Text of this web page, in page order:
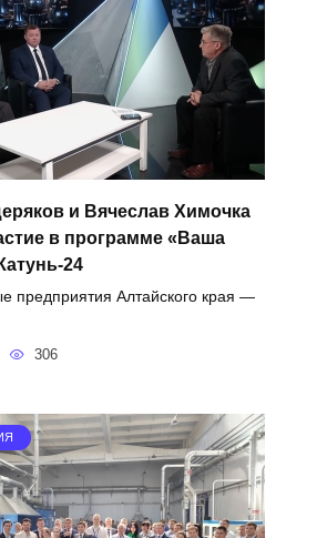
и Вячеслав Химочка
в программе «Ваша
24
предприятия Алтайского края —
306